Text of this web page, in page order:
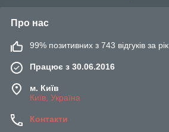
Про нас
99% позитивних з 743 відгуків за рік
Працює з 30.06.2016
м. Київ
Київ, Україна
Контакти